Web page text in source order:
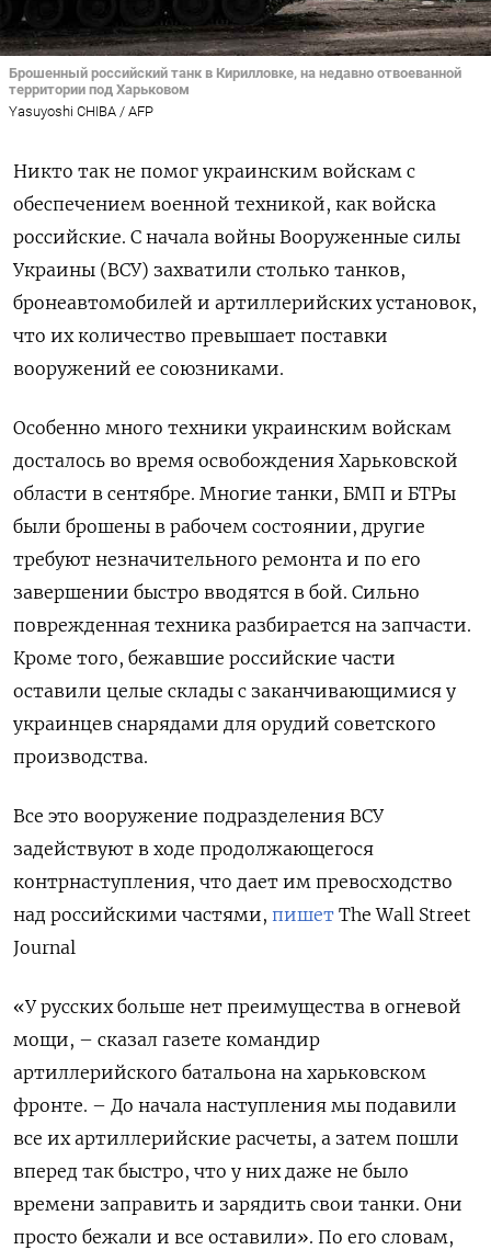
Брошенный российский танк в Кирилловке, на недавно отвоеванной
территории под Харьковом
Yasuyoshi CHIBA / AFP
Никто так не помог украинским войскам с
обеспечением военной техникой, как войска
российские. С начала войны Вооруженные силы
Украины (ВСУ) захватили столько танков,
бронеавтомобилей и артиллерийских установок,
что их количество превышает поставки
вооружений ее союзниками.
Особенно много техники украинским войскам
досталось во время освобождения Харьковской
области в сентябре. Многие танки, БМП и БТРы
были брошены в рабочем состоянии, другие
требуют незначительного ремонта и по его
завершении быстро вводятся в бой. Сильно
поврежденная техника разбирается на запчасти.
Кроме того, бежавшие российские части
оставили целые склады с заканчивающимися у
украинцев снарядами для орудий советского
производства.
Все это вооружение подразделения ВСУ
задействуют в ходе продолжающегося
контрнаступления, что дает им превосходство
над российскими частями, пишет The Wall Street
Journal
«У русских больше нет преимущества в огневой
мощи, – сказал газете командир
артиллерийского батальона на харьковском
фронте. – До начала наступления мы подавили
все их артиллерийские расчеты, а затем пошли
вперед так быстро, что у них даже не было
времени заправить и зарядить свои танки. Они
просто бежали и все оставили». По его словам,